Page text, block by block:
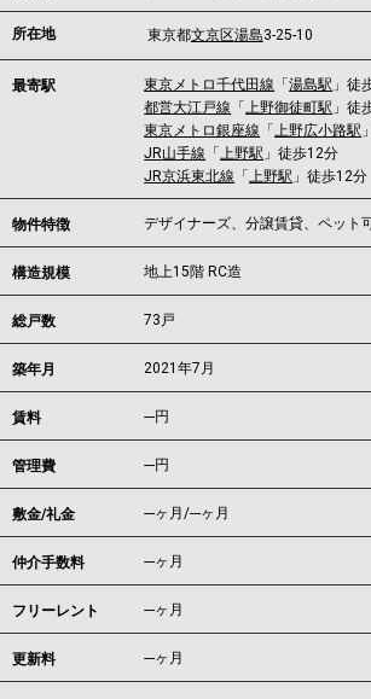
所在地 東京都文京区湯島3-25-10
最寄駅 東京メトロ千代田線 「湯島駅 」徒
都営大江戸線 「上野御徒町駅 」徒
東京メトロ銀座線 「上野広小路駅
JR山手線 「上野駅 」徒歩12分
JR京浜東北線 「上野駅 」徒歩12分
物件特徴 デザイナーズ、分譲賃貸、ペット
構造規模 地上15階 RC造
総戸数 73戸
築年月 2021年7月
賃料 ---円
管理費 ---円
敷金/礼金 ---ヶ月/---ヶ月
仲介手数料 ---ヶ月
フリーレント ---ヶ月
更新料 ---ヶ月